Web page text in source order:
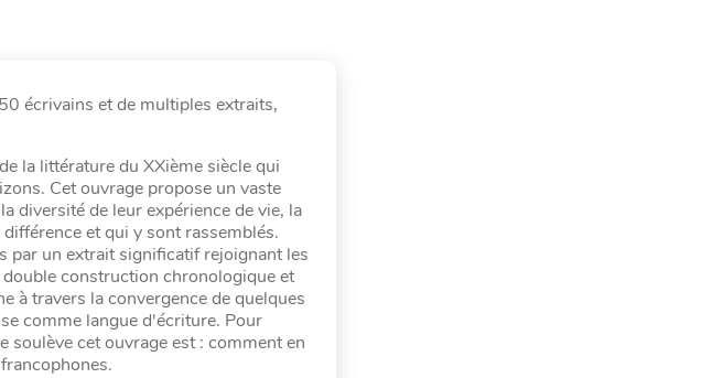
écrivains et de multiples extraits,
la littérature du XXième siècle qui
Cet ouvrage propose un vaste
diversité de leur expérience de vie, la
et qui y sont rassemblés.
par un extrait significatif rejoignant les
construction chronologique et
à travers la convergence de quelques
comme langue d'écriture. Pour
soulève cet ouvrage est : comment en